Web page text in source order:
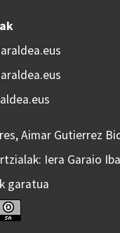
Aimar Gutierrez
Iera Garaio
garatua